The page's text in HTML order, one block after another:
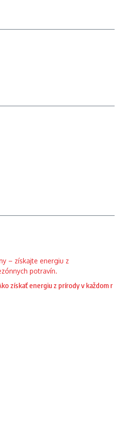
získať energiu z prírody v každom r